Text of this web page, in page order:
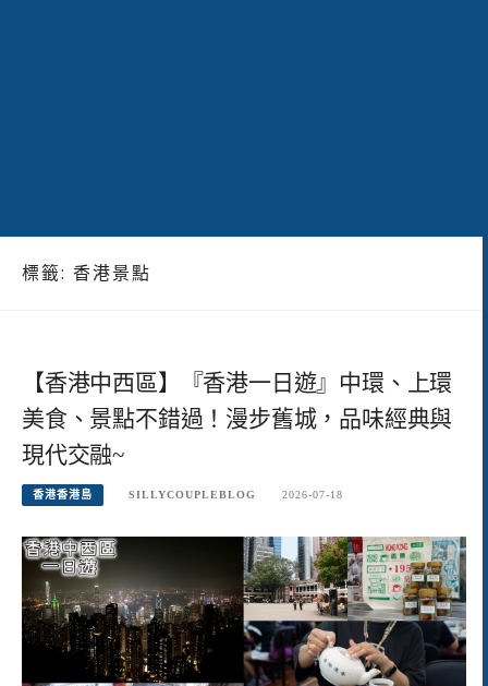
標籤: 香港景點
【香港中西區】『香港一日遊』中環、上環
美食、景點不錯過！漫步舊城，品味經典與
現代交融~
香港香港島 SILLYCOUPLEBLOG 2026-07-18